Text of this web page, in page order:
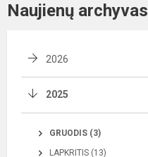
Naujienų archyvas
2026
2025
GRUODIS (3)
LAPKRITIS (13)